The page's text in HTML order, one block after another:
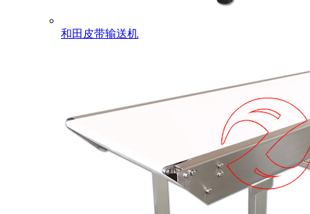
和田皮带输送机